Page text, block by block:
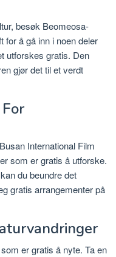
besøk Beomeosa-
for å gå inn i noen deler
utforskes gratis. Den
gjør det til et verdt
International Film
som er gratis å utforske.
du beundre det
gratis arrangementer på
er gratis å nyte. Ta en